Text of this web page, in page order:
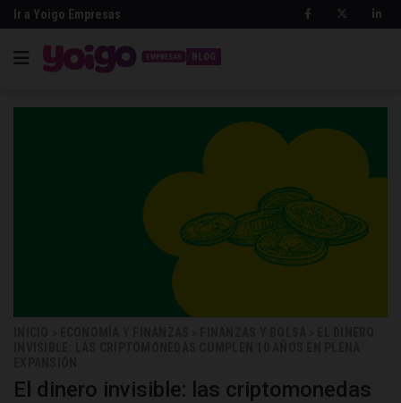
Ir a Yoigo Empresas
BLOG
El dinero invisible: las criptomonedas